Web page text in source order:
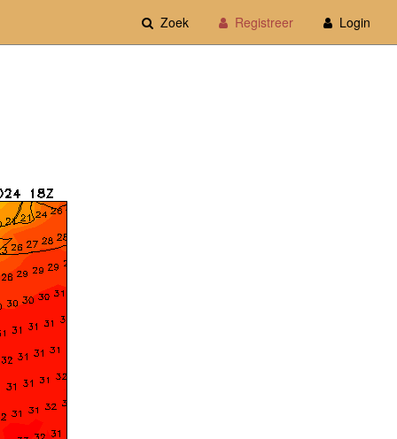
Zoek Registreer Login